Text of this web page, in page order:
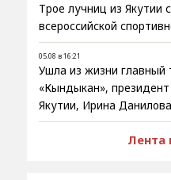
Трое лучниц из Якутии
всероссийской
05.08 в 16:21
Ушла из жизни главный
«Кындыкан»,
Якутии, Ирина Данилова
Лента